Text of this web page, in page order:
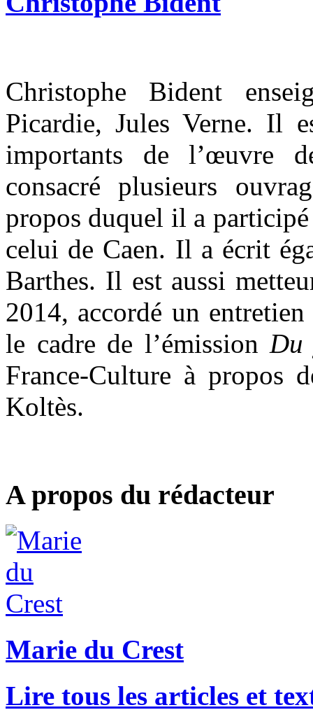
Christophe Bident
Picardie, Jules Verne. Il
importants de l’œuvre
consacré plusieurs
propos duquel il a
celui de Caen. Il a écrit
Barthes. Il est aussi
2014, accordé un
le cadre de l’émission Du
France-Culture à propos
Koltès.
A propos du rédacteur
Marie du Crest
Lire tous les articles et